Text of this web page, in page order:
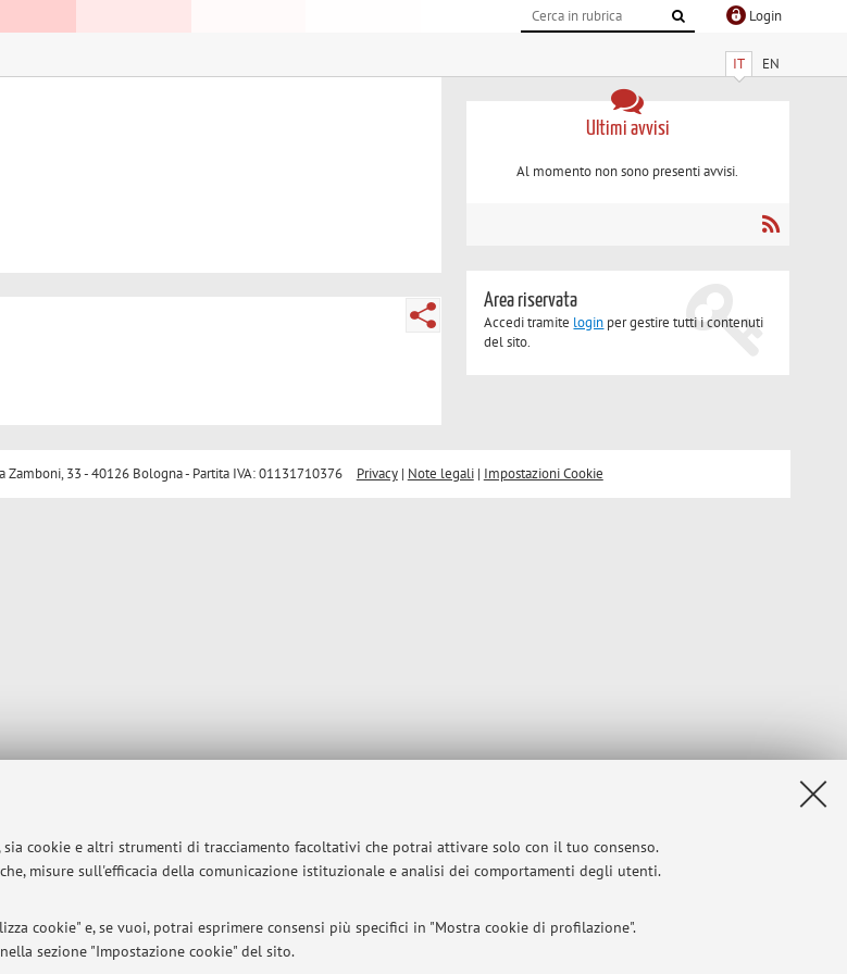
cookie e altri strumenti di tracciamento facoltativi che potrai attivare solo con il tuo consenso.
misure sull'efficacia della comunicazione istituzionale e analisi dei comportamenti degli utenti.
cookie" e, se vuoi, potrai esprimere consensi più specifici in "Mostra cookie di profilazione".
sezione "Impostazione cookie" del sito.
Login
IT EN
Ultimi avvisi
Al momento non sono presenti avvisi.
Area riservata
Accedi tramite login per gestire tutti i contenuti
del sito.
Zamboni, 33 - 40126 Bologna - Partita IVA: 01131710376 Privacy| Note legali| Impostazioni Cookie